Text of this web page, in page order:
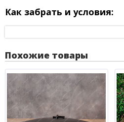
Как забрать и условия:
Похожие товары